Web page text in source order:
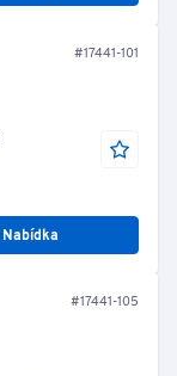
#17441-101
Nabídka
#17441-105